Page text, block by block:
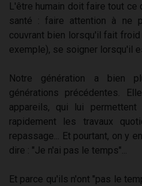
L'être humain doit faire tout ce
santé : faire attention à ne
couvrant bien lorsqu'il fait
exemple), se soigner lorsqu'il
Notre génération a bien
générations précédentes.
appareils, qui lui permettent
rapidement les travaux
repassage... Et pourtant, on y
dire : "Je n'ai pas le temps"...
Et parce qu'ils n'ont "pas le